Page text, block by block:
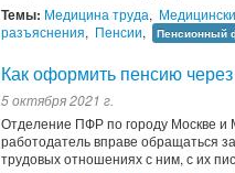
Темы: Медицина труда,
разъяснения, Пенсии, Пенсионный
Как оформить пенсию
5 октября 2021 г.
Отделение ПФР по городу Москве и
работодатель вправе обращаться
трудовых отношениях с ним, с их